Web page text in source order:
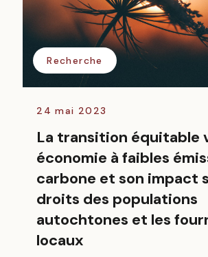
Recherche
24 mai 2023
La transition équitable
économie à faibles
carbone et son impact
droits des populations
autochtones et les
locaux